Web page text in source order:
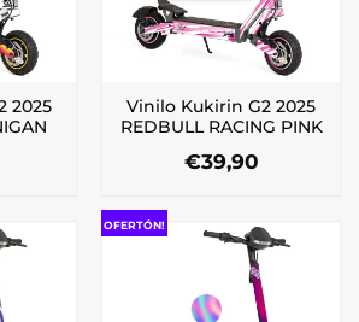
pueden
elegir
página
de
producto
2025
Vinilo Kukirin G2 2025
REDBULL RACING PINK
€39,90
tiene
múltiples
variantes.
Las
OFERTÓN!